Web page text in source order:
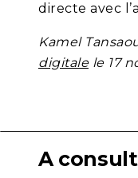
directe avec
Kamel
digitalele 17
A